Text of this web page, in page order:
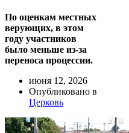
По оценкам местных
верующих, в этом
году участников
было меньше из-за
переноса процессии.
июня 12, 2026
Опубликовано в
Церковь